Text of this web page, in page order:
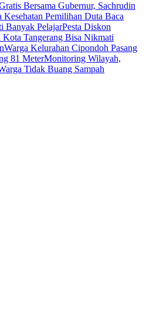
Bersama Gubernur, Sachrudin
Kesehatan Pemilihan Duta Baca
Banyak PelajarPesta Diskon
Tangerang Bisa Nikmati
Warga Kelurahan Cipondoh Pasang
81 MeterMonitoring Wilayah,
Tidak Buang Sampah